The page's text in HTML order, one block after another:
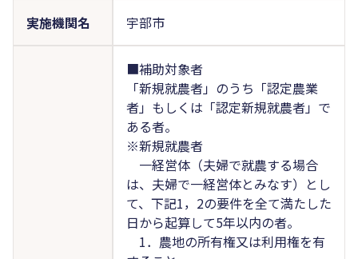
実施機関名 宇部市
■補助対象者
「新規就農者」のうち「認定農業
者」もしくは「認定新規就農者」で
ある者。
※新規就農者
一経営体（夫婦で就農する場合
は、夫婦で一経営体とみなす）とし
て、下記1，2の要件を全て満たした
日から起算して5年以内の者。
1．農地の所有権又は利用権を有